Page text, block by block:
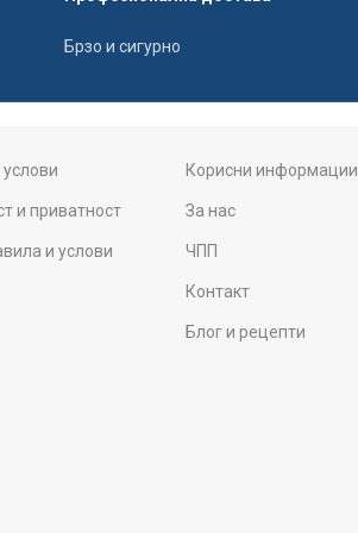
Брзо и сигурно
и приватност
и услови
Корисни информации
За нас
ЧПП
Контакт
Блог и рецепти